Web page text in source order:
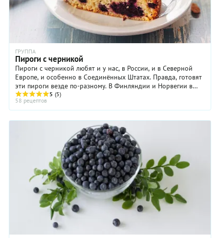
ГРУППА
Пироги с черникой
Пироги с черникой любят и у нас, в России, и в Северной
Европе, и особенно в Соединённых Штатах. Правда, готовят
эти пироги везде по-разному. В Финляндии и Норвегии в
начинку скорее всего предпочтут добавить сливки или
сметану и яйцо, а в Америке особенно ценятся пироги с
тонким рассыпчатым тестом и толстым слоем ягодной
начинки.
5 (5)
58 рецептов